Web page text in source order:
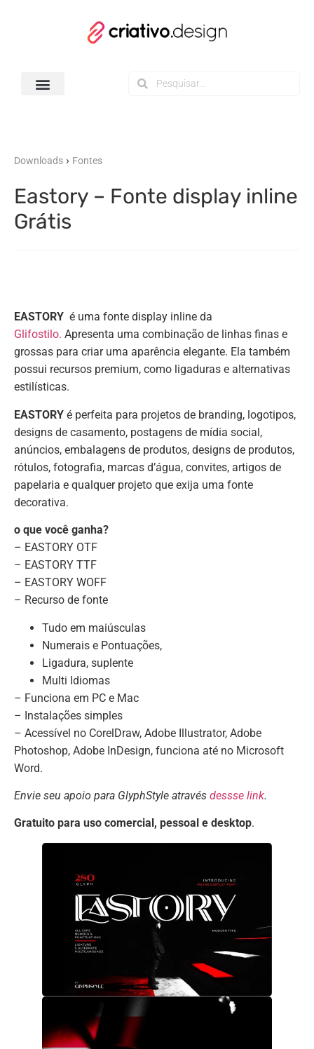
Downloads › Fontes
Eastory – Fonte display inline
Grátis
EASTORY ​​​ é uma fonte display inline da
Glifostilo. Apresenta uma combinação de linhas finas e
grossas para criar uma aparência elegante. Ela também
possui recursos premium, como ligaduras e alternativas
estilísticas.
EASTORY é perfeita para projetos de branding, logotipos,
designs de casamento, postagens de mídia social,
anúncios, embalagens de produtos, designs de produtos,
rótulos, fotografia, marcas d’água, convites, artigos de
papelaria e qualquer projeto que exija uma fonte
decorativa.
o que você ganha?
– EASTORY OTF
– EASTORY TTF
– EASTORY WOFF
– Recurso de fonte
Tudo em maiúsculas
Numerais e Pontuações,
Ligadura, suplente
Multi Idiomas
– Funciona em PC e Mac
– Instalações simples
– Acessível no CorelDraw, Adobe Illustrator, Adobe
Photoshop, Adobe InDesign, funciona até no Microsoft
Word.
Envie seu apoio para GlyphStyle através dessse link.
Gratuito para uso comercial, pessoal e desktop.